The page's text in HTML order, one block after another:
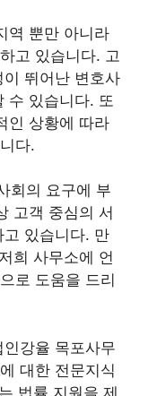
역 뿐만 아니라
고 있습니다. 고
뛰어난 변호사
수 있습니다. 또
인 상황에 따라
다.
회의 요구에 부
고객 중심의 서
있습니다. 만
희 사무소에 언
로 도움을 드리
강율 목포사무
대한 전문지식
법률 지원을 제